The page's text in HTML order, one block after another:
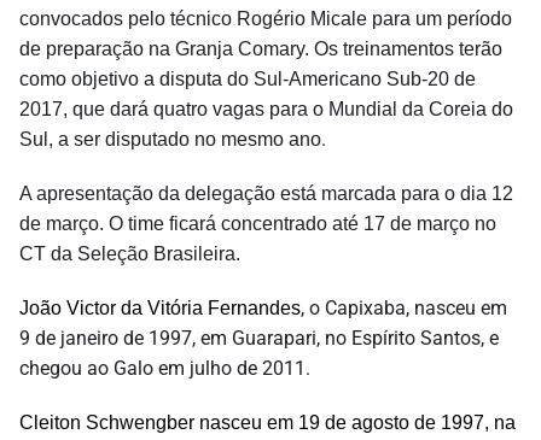
convocados pelo técnico Rogério Micale para um período
de preparação na Granja Comary. Os treinamentos terão
como objetivo a disputa do Sul-Americano Sub-20 de
2017, que dará quatro vagas para o Mundial da Coreia do
Sul, a ser disputado no mesmo ano.
A apresentação da delegação está marcada para o dia 12
de março. O time ficará concentrado até 17 de março no
CT da Seleção Brasileira.
João Victor da Vitória Fernandes, o Capixaba, nasceu em
9 de janeiro de 1997, em Guarapari, no Espírito Santos, e
chegou ao Galo em julho de 2011.
Cleiton Schwengber nasceu em 19 de agosto de 1997, na